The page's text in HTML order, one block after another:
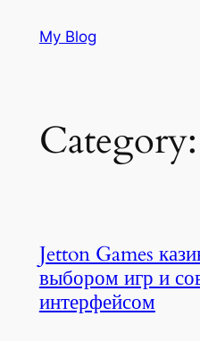
My Blog
Category:
Jetton Games
выбором игр и
интерфейсом